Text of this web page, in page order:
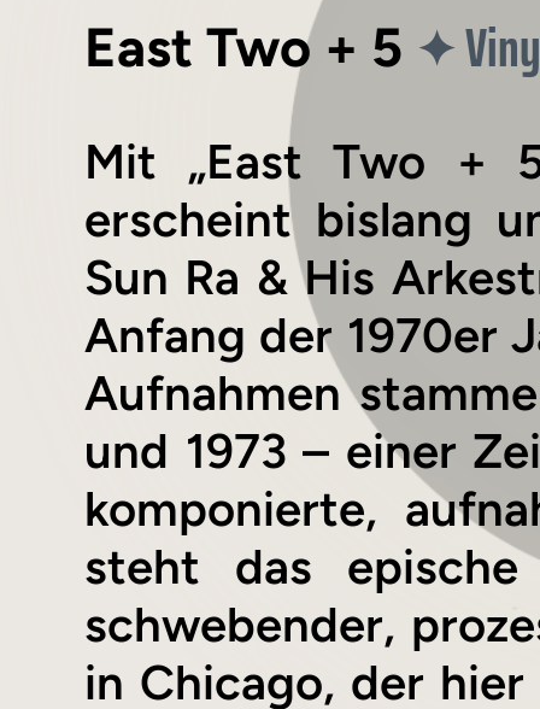
East Two + 5 ✦
Mit „East Two +
erscheint bislang
Sun Ra & His
Anfang der 1970er
Aufnahmen
und 1973 – einer
komponierte,
steht das
schwebender,
in Chicago, der